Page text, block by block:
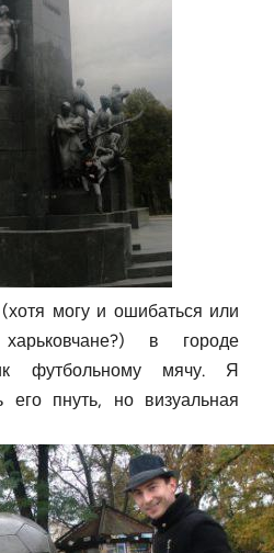
могу и ошибаться или
в городе
футбольному мячу. Я
его пнуть, но визуальная